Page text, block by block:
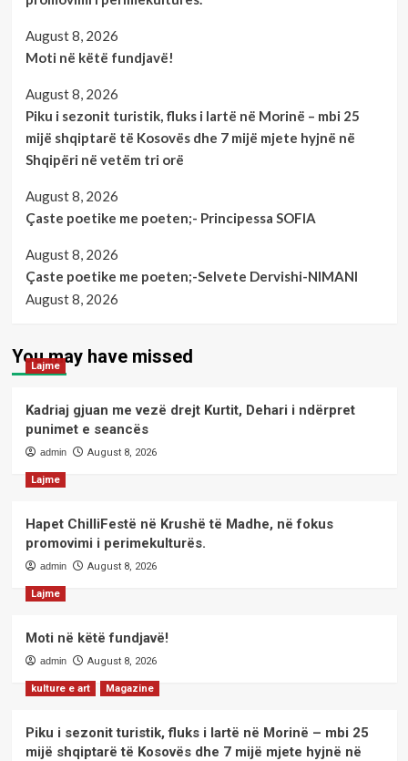
August 8, 2026
Moti në këtë fundjavë!
August 8, 2026
Piku i sezonit turistik, fluks i lartë në Morinë – mbi 25
mijë shqiptarë të Kosovës dhe 7 mijë mjete hyjnë në
Shqipëri në vetëm tri orë
August 8, 2026
Çaste poetike me poeten;- Principessa SOFIA
August 8, 2026
Çaste poetike me poeten;-Selvete Dervishi-NIMANI
August 8, 2026
You may have missed
Lajme
Kadriaj gjuan me vezë drejt Kurtit, Dehari i ndërpret
punimet e seancës
admin August 8, 2026
Lajme
Hapet ChilliFestë në Krushë të Madhe, në fokus
promovimi i perimekulturës.
admin August 8, 2026
Lajme
Moti në këtë fundjavë!
admin August 8, 2026
kulture e art Magazine
Piku i sezonit turistik, fluks i lartë në Morinë – mbi 25
mijë shqiptarë të Kosovës dhe 7 mijë mjete hyjnë në